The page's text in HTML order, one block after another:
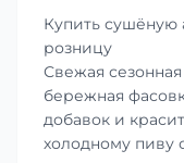
Купить сушёную
розницу
Свежая
бережная
добавок и
холодному пиву